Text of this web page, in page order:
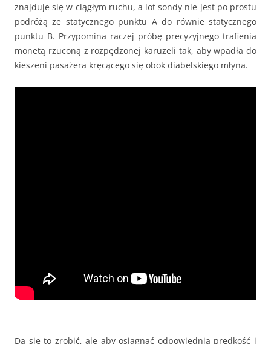
znajduje się w ciągłym ruchu, a lot sondy nie jest po prostu
podróżą ze statycznego punktu A do równie statycznego
punktu B. Przypomina raczej próbę precyzyjnego trafienia
monetą rzuconą z rozpędzonej karuzeli tak, aby wpadła do
kieszeni pasażera kręcącego się obok diabelskiego młyna.
Da się to zrobić, ale aby osiągnąć odpowiednią prędkość i